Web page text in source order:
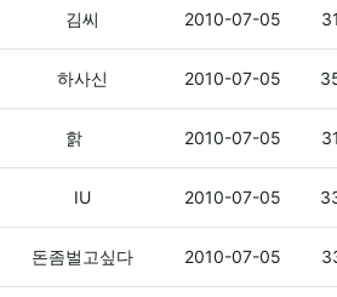
(3)
김씨 2010-07-05
하사신 2010-07-05
(4)
핡 2010-07-05
IU 2010-07-05
(3)
돈좀벌고싶다 2010-07-05